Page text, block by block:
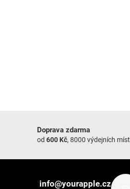
Doprava zdarma
od 600 Kč, 8000 výdejních míst
info@yourapple.cz